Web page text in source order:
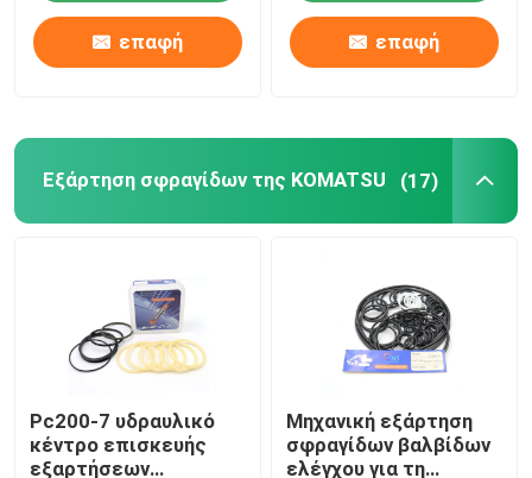
επαφή επαφή
Εξάρτηση σφραγίδων της KOMATSU (17)
Pc200-7 υδραυλικό
κέντρο επισκευής
εξαρτήσεων
Μηχανική εξάρτηση
σφραγίδων βαλβίδων
ελέγχου για τη